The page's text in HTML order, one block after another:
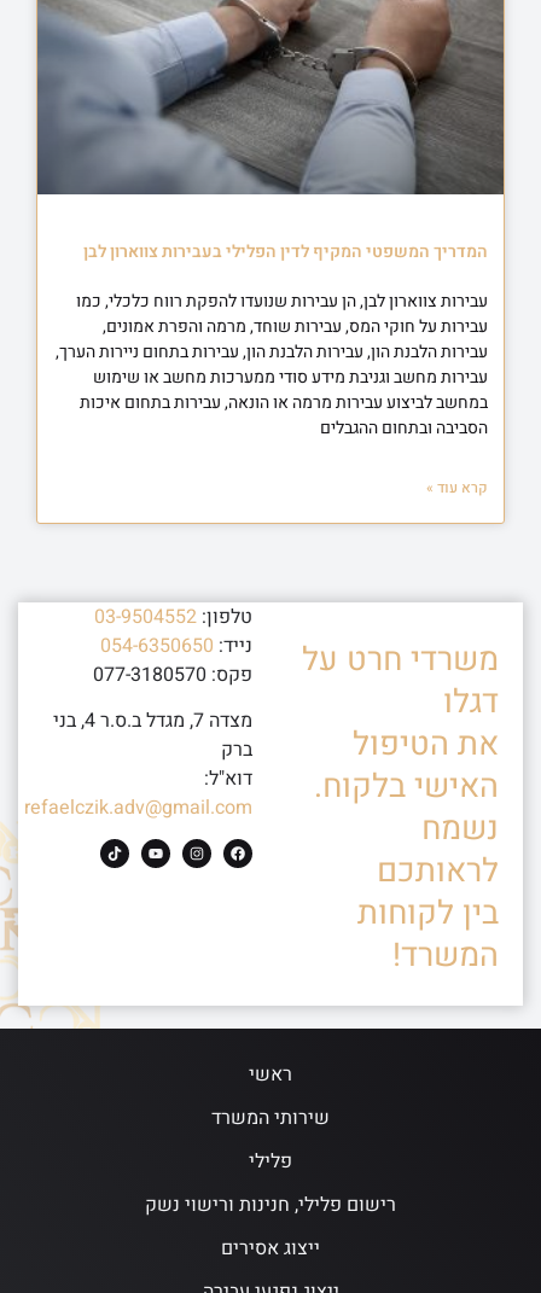
המדריך המשפטי המקיף לדין הפלילי בעבירות צווארון לבן
עבירות צווארון לבן, הן עבירות שנועדו להפקת רווח כלכלי, כמו
עבירות על חוקי המס, עבירות שוחד, מרמה והפרת אמונים,
עבירות הלבנת הון, עבירות הלבנת הון, עבירות בתחום ניירות הערך,
עבירות מחשב וגניבת מידע סודי ממערכות מחשב או שימוש
במחשב לביצוע עבירות מרמה או הונאה, עבירות בתחום איכות
הסביבה ובתחום ההגבלים
קרא עוד »
משרדי חרט על
דגלו
את הטיפול
האישי בלקוח.
נשמח
לראותכם
בין לקוחות
המשרד!
טלפון: 03-9504552
נייד: 054-6350650
פקס: 077-3180570
מצדה 7, מגדל ב.ס.ר 4, בני
ברק
דוא"ל:
refaelczik.adv@gmail.com
ראשי
שירותי המשרד
פלילי
רישום פלילי, חנינות ורישוי נשק
ייצוג אסירים